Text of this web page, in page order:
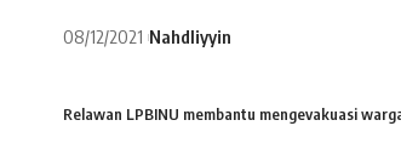
08/12/2021 Nahdliyyin
Relawan LPBINU membantu mengevakuasi